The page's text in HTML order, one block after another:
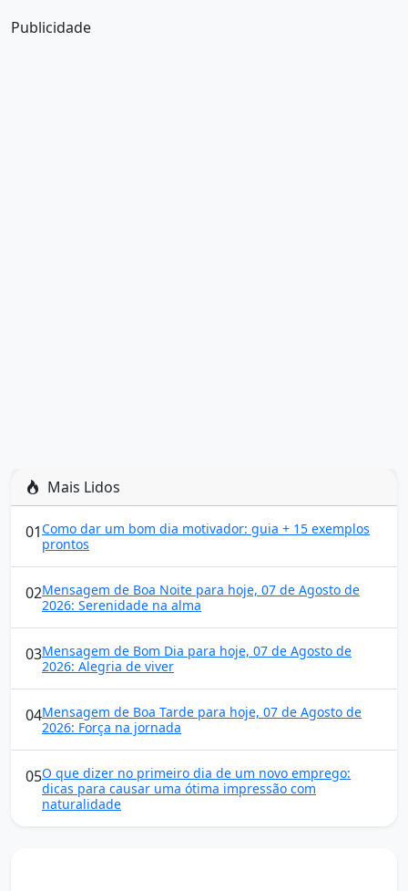
Publicidade
Mais Lidos
01Como dar um bom dia motivador: guia + 15 exemplos
prontos
02Mensagem de Boa Noite para hoje, 07 de Agosto de
2026: Serenidade na alma
03Mensagem de Bom Dia para hoje, 07 de Agosto de
2026: Alegria de viver
04Mensagem de Boa Tarde para hoje, 07 de Agosto de
2026: Força na jornada
05O que dizer no primeiro dia de um novo emprego:
dicas para causar uma ótima impressão com
naturalidade